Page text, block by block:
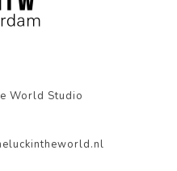
World Studio